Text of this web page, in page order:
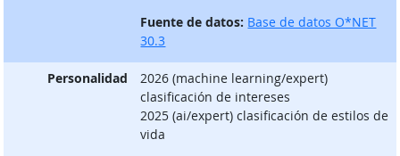
Fuente de datos: Base de datos O*NET
30.3
Personalidad
2026 (machine learning/expert)
clasificación de intereses
2025 (ai/expert) clasificación de estilos de
vida